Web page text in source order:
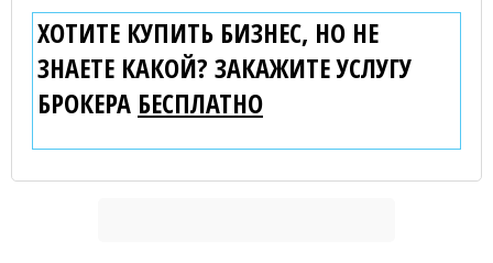
ХОТИТЕ КУПИТЬ БИЗНЕС, НО НЕ
ЗНАЕТЕ КАКОЙ? ЗАКАЖИТЕ УСЛУГУ
БРОКЕРА БЕСПЛАТНО